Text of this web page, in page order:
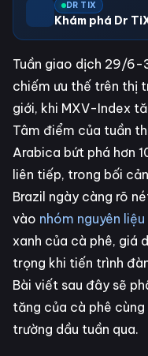
DR TIX
Khám phá Dr
Tuần giao dịch 29/
chiếm ưu thế trên thị
giới, khi MXV-Index
Tâm điểm của tuần
Arabica bứt phá hơn
liên tiếp, trong bối
Brazil ngày càng rõ
vào nhóm nguyên
xanh của cà phê, giá
trọng khi tiến trình
Bài viết sau đây sẽ
tăng của cà phê
trường dầu tuần qua.